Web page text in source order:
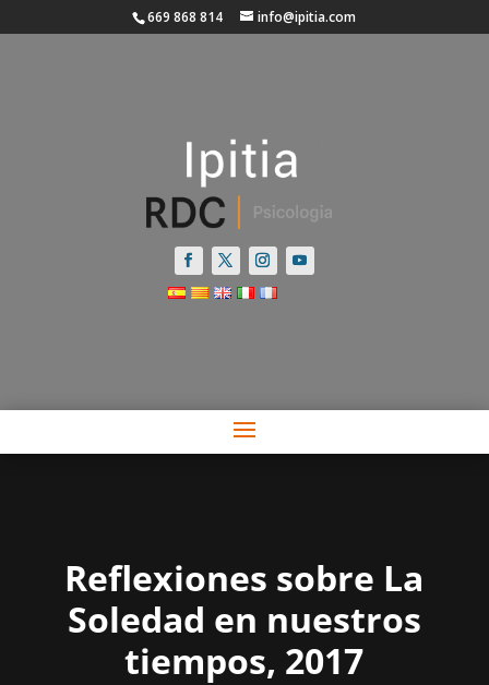
669 868 814 info@ipitia.com
Reflexiones sobre La
Soledad en nuestros
tiempos, 2017